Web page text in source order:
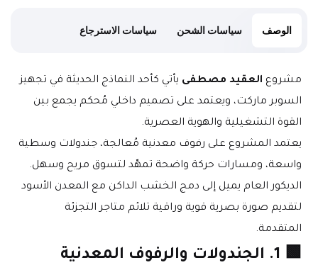
الوصف سياسات الشحن سياسات الاسترجاع
مشروع العقيد مصطفى
يأتي كأحد النماذج الحديثة في تجهيز
القوة التشغيلية والهوية العصرية.
واسعة، ومسارات حركة واضحة تمهّد لتسوق مريح وسهل.
المتقدمة.
🟩 1. الجندولات والرفوف المعدنية